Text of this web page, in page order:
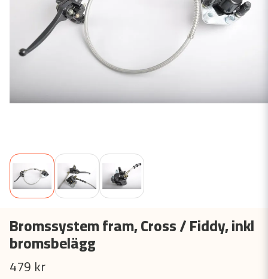
Bromssystem fram, Cross / Fiddy, inkl
bromsbelägg
479 kr